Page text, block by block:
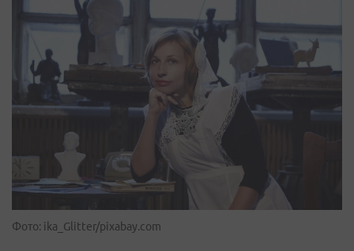
Фото: ika_Glitter/pixabay.com